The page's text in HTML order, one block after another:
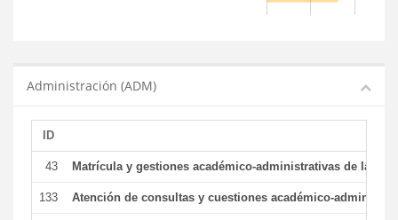
Administración (ADM)
ID
43 Matrícula y gestiones académico-administrativas de la
133 Atención de consultas y cuestiones académico-